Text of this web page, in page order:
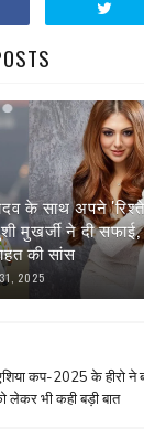
के साथ अपने
मुखर्जी ने दी सफाई,
की सांस
31, 2025
कप-2025 के हीरो ने
लेकर भी कही बड़ी बात